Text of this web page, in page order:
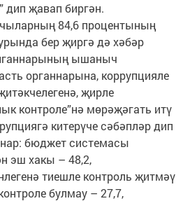
дип җавап биргән.
84,6 процентының
бер җиргә дә хәбәр
ышаныч
органнарына, коррупцияле
җирле
контроле”нә мөрәҗәгать итү
китерүче сәбәпләр дип
бюджет системасы
эш хакы – 48,2,
тиешле контроль җитмәү
булмау – 27,7,